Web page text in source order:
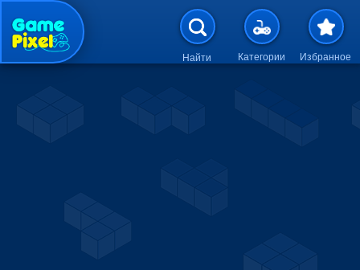
Перейти к основному
Найти Категории Избранное